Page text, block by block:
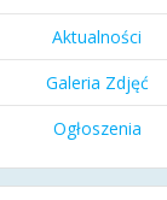
Aktualności
Galeria Zdjęć
Ogłoszenia